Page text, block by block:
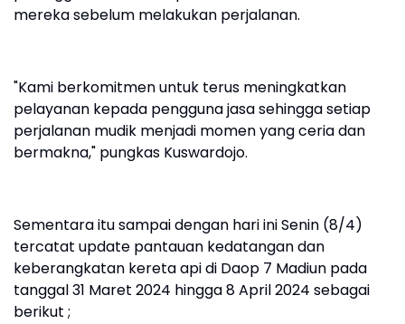
mereka sebelum melakukan perjalanan.
"Kami berkomitmen untuk terus meningkatkan
pelayanan kepada pengguna jasa sehingga setiap
perjalanan mudik menjadi momen yang ceria dan
bermakna," pungkas Kuswardojo.
Sementara itu sampai dengan hari ini Senin (8/4)
tercatat update pantauan kedatangan dan
keberangkatan kereta api di Daop 7 Madiun pada
tanggal 31 Maret 2024 hingga 8 April 2024 sebagai
berikut ;